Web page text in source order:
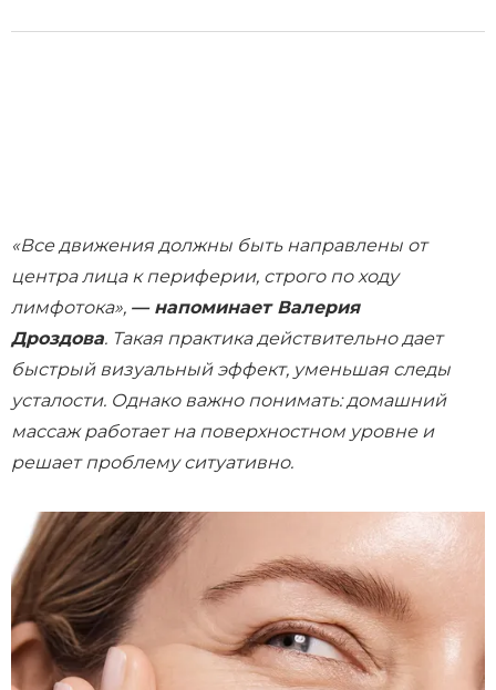
«Все движения должны быть направлены от
центра лица к периферии, строго по ходу
лимфотока», — напоминает Валерия
Дроздова. Такая практика действительно дает
быстрый визуальный эффект, уменьшая следы
усталости. Однако важно понимать: домашний
массаж работает на поверхностном уровне и
решает проблему ситуативно.